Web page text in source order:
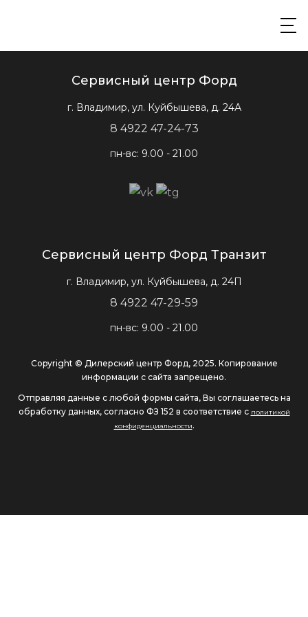
Сервисный центр Форд
г. Владимир, ул. Куйбышева, д. 24А
8 4922 47-24-73
пн-вс: 9.00 - 21.00
Сервисный центр Форд Транзит
г. Владимир, ул. Куйбышева, д. 24П
8 4922 47-29-59
пн-вс: 9.00 - 21.00
Copyright © Дилерский центр Форд, 2025. Копирование
информации с сайта запрещено.
Отправляя данные с любой формы сайта, Вы соглашаетесь на
обработку данных, согласно ФЗ 152 в соответствие с политикой
конфиденциальности.